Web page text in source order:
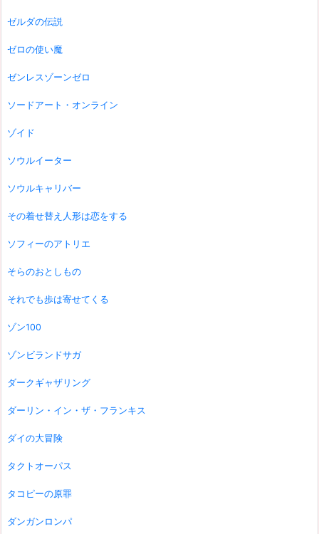
ゼルダの伝説
ゼロの使い魔
ゼンレスゾーンゼロ
ソードアート・オンライン
ゾイド
ソウルイーター
ソウルキャリバー
その着せ替え人形は恋をする
ソフィーのアトリエ
そらのおとしもの
それでも歩は寄せてくる
ゾン100
ゾンビランドサガ
ダークギャザリング
ダーリン・イン・ザ・フランキス
ダイの大冒険
タクトオーパス
タコピーの原罪
ダンガンロンパ